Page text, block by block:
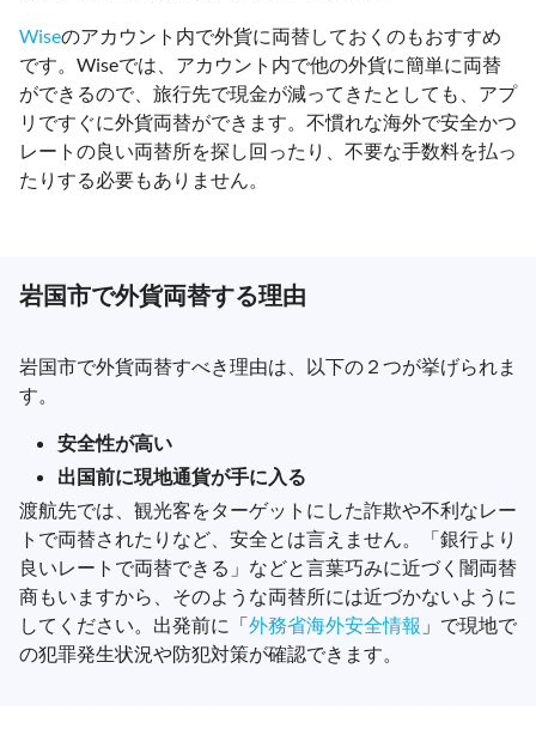
Wiseのアカウント内で外貨に両替しておくのもおすすめ
です。Wiseでは、アカウント内で他の外貨に簡単に両替
ができるので、旅行先で現金が減ってきたとしても、アプ
リですぐに外貨両替ができます。不慣れな海外で安全かつ
レートの良い両替所を探し回ったり、不要な手数料を払っ
たりする必要もありません。
岩国市で外貨両替する理由
岩国市で外貨両替すべき理由は、以下の２つが挙げられま
す。
安全性が高い
出国前に現地通貨が手に入る
渡航先では、観光客をターゲットにした詐欺や不利なレー
トで両替されたりなど、安全とは言えません。「銀行より
良いレートで両替できる」などと言葉巧みに近づく闇両替
商もいますから、そのような両替所には近づかないように
してください。出発前に「外務省海外安全情報 」で現地で
の犯罪発生状況や防犯対策が確認できます。